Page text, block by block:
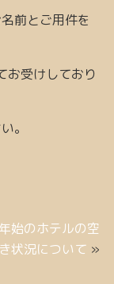
前とご用件を
お受けしており
。
始のホテルの空
き状況について »